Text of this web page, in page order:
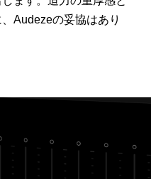
Audezeの妥協はあり